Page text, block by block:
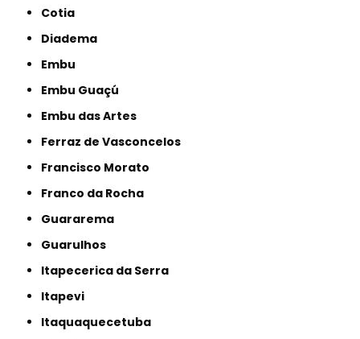
Cotia
Diadema
Embu
Embu Guaçú
Embu das Artes
Ferraz de Vasconcelos
Francisco Morato
Franco da Rocha
Guararema
Guarulhos
Itapecerica da Serra
Itapevi
Itaquaquecetuba